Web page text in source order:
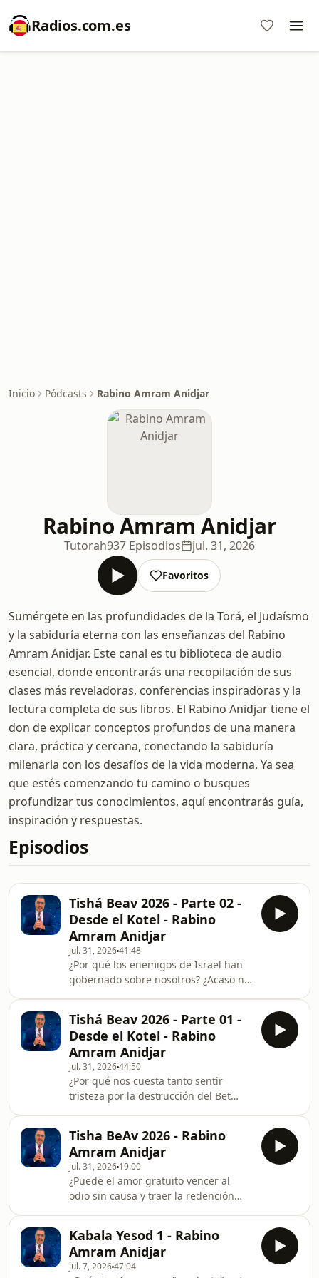
Radios.com.es
Inicio Pódcasts Rabino Amram Anidjar
Rabino Amram Anidjar
Tutorah937 Episodios jul. 31, 2026
Favoritos
Sumérgete en las profundidades de la Torá, el Judaísmo
y la sabiduría eterna con las enseñanzas del Rabino
Amram Anidjar. Este canal es tu biblioteca de audio
esencial, donde encontrarás una recopilación de sus
clases más reveladoras, conferencias inspiradoras y la
lectura completa de sus libros. El Rabino Anidjar tiene el
don de explicar conceptos profundos de una manera
clara, práctica y cercana, conectando la sabiduría
milenaria con los desafíos de la vida moderna. Ya sea
que estés comenzando tu camino o busques
profundizar tus conocimientos, aquí encontrarás guía,
inspiración y respuestas.
Episodios
Tishá Beav 2026 - Parte 02 -
Desde el Kotel - Rabino
Amram Anidjar
jul. 31, 202641:48
¿Por qué los enemigos de Israel han
gobernado sobre nosotros? ¿Acaso no
clase magistral desde el Kotel, el Rab
Amram Anidjar revela la asombrosa
clave para entender la historia de
Israel y el mundo: el principio de
"Eved Ki Imloch" (cuando el esclavo
reina). A través de un profundo
análisis de los patriarcas, la
esclavitud en
Tishá Beav 2026 - Parte 01 -
Desde el Kotel - Rabino
Amram Anidjar
jul. 31, 202644:50
¿Por qué nos cuesta tanto sentir
tristeza por la destrucción del Bet
impactante clase desde el Kotel, el
Rab Amram Anidjar revela la clave
para entender el verdadero dolor de
Tishá BeAv. No se trata de añorar un
edificio, sino de comprender que la
Shejiná (el reinado del Creador) está
"en el piso", sin ser reconocida. A
través de u
Tisha BeAv 2026 - Rabino
Amram Anidjar
jul. 31, 2026 19:00
¿Puede el amor gratuito vencer al
odio sin causa y traer la redención
Amram Anidjar nos ofrece una clase
magistral sobre la fuerza
transformadora del amor y la
Kabala Yesod 1 - Rabino
Amram Anidjar
jul. 7, 202647:04